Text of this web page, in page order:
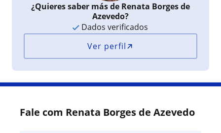
¿Quieres saber más de Renata Borges de
Azevedo?
Dados verificados
Ver perfil
Fale com Renata Borges de Azevedo